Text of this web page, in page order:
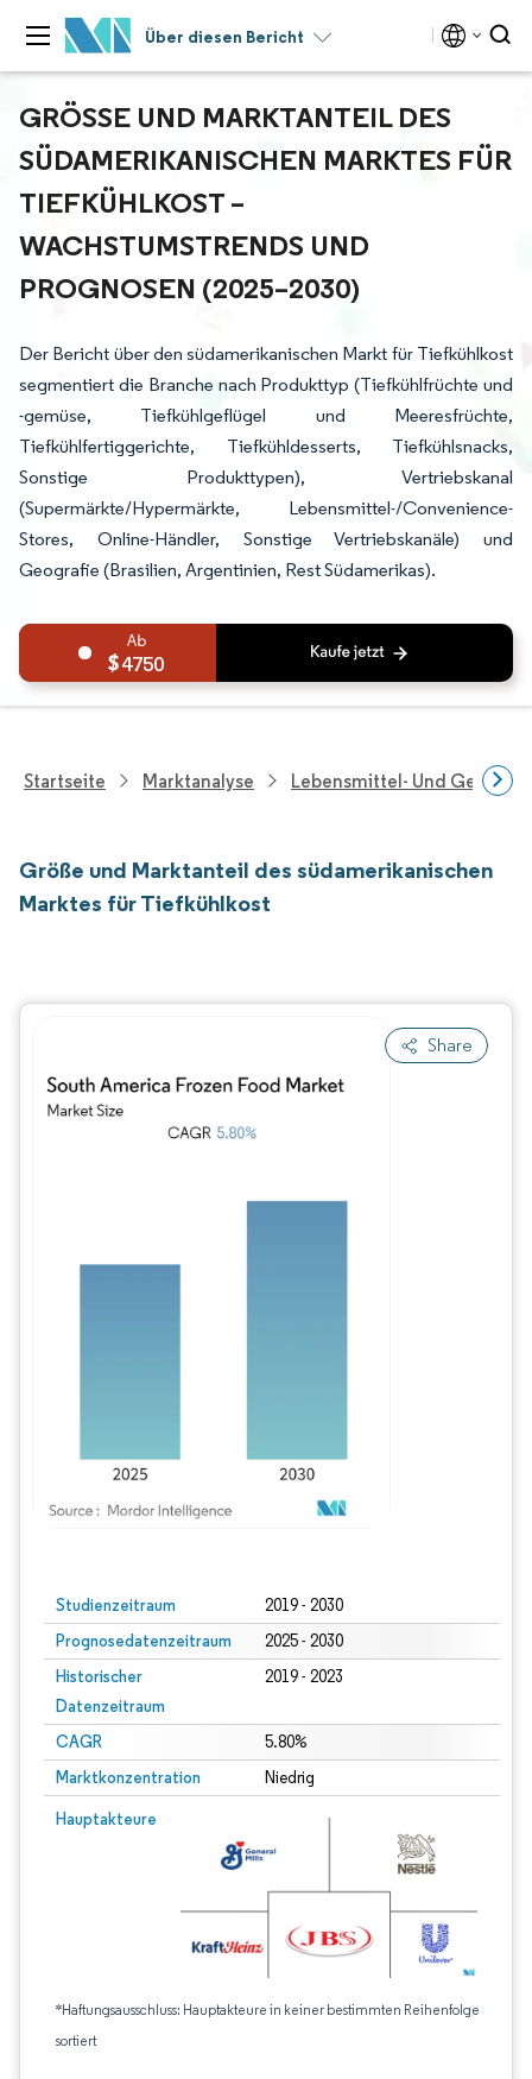
Über diesen Bericht
GRÖSSE UND MARKTANTEIL DES S
ÜDAMERIKANISCHEN MARKTES FÜR T
IEFKÜHLKOST – W
ACHSTUMSTRENDS UND P
ROGNOSEN (2025–2030)
Der Bericht über den südamerikanischen Markt für Tiefkühlkost
segmentiert die Branche nach Produkttyp (Tiefkühlfrüchte und
-gemüse, Tiefkühlgeflügel und Meeresfrüchte,
Tiefkühlfertiggerichte, Tiefkühldesserts, Tiefkühlsnacks,
Sonstige Produkttypen), Vertriebskanal
(Supermärkte/Hypermärkte, Lebensmittel-/Convenience-
Stores, Online-Händler, Sonstige Vertriebskanäle) und
Geografie (Brasilien, Argentinien, Rest Südamerikas).
4750
Startseite Marktanalyse Lebensmittel- Und
Größe und Marktanteil des südamerikanischen
Marktes für Tiefkühlkost
Share
Studienzeitraum 2019 - 2030
Prognosedatenzeitraum 2025 - 2030
Historischer
Datenzeitraum
2019 - 2023
CAGR 5.80%
Marktkonzentration Niedrig
Hauptakteure
*Haftungsausschluss: Hauptakteure in keiner bestimmten Reihenfolge
sortiert